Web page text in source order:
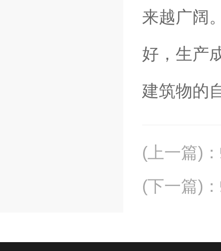
来越广阔
好，生产
建筑物的
(上一篇) ：
(下一篇) ：